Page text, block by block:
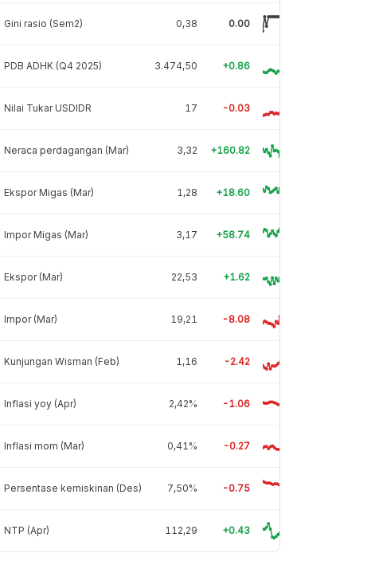
Gini rasio (Sem2) 0,38 0.00
PDB ADHK (Q4 2025) 3.474,50 +0.86
Nilai Tukar USDIDR 17 -0.03
Neraca perdagangan (Mar) 3,32 +160.82
Ekspor Migas (Mar) 1,28 +18.60
Impor Migas (Mar) 3,17 +58.74
Ekspor (Mar) 22,53 +1.62
Impor (Mar) 19,21 -8.08
Kunjungan Wisman (Feb) 1,16 -2.42
Inflasi yoy (Apr) 2,42% -1.06
Inflasi mom (Mar) 0,41% -0.27
Persentase kemiskinan (Des) 7,50% -0.75
NTP (Apr) 112,29 +0.43